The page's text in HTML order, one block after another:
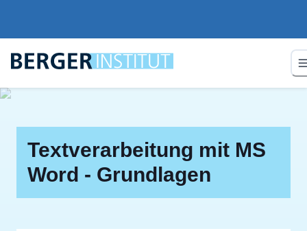
Textverarbeitung mit MS
Word - Grundlagen